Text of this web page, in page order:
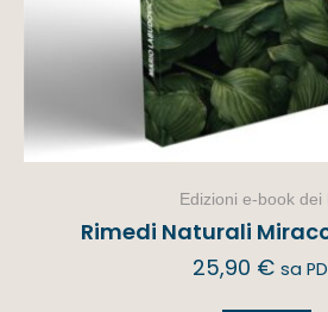
Edizioni e-book dei
Rimedi Naturali
25,90 € sa